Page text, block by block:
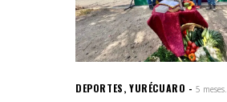
DEPORTES,YURÉCUARO 5 meses.